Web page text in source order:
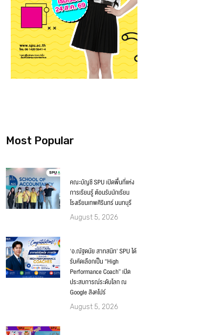
Most Popular
คณะบัญชี SPU เปิดพื้นที่แห่ง
การเรียนรู้ ต้อนรับนักเรียน
โรงเรียนเทพศิรินทร์ นนทบุรี
August 5, 2026
‘อ.ณัฐดนัย สาทสนิท’ SPU ได้
รับคัดเลือกเป็น “High
Performance Coach” เปิด
ประสบการณ์ระดับโลก ณ
Google สิงคโปร์
August 5, 2026